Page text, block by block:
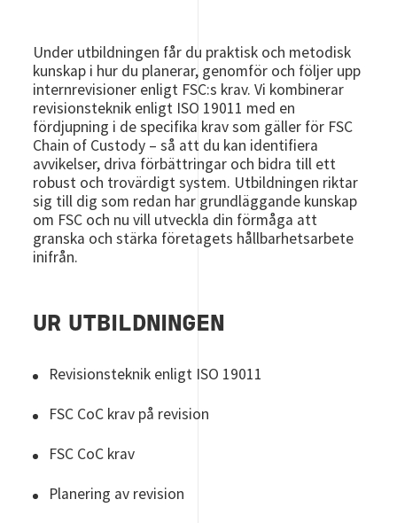
Under utbildningen får du praktisk och metodisk
kunskap i hur du planerar, genomför och följer upp
internrevisioner enligt FSC:s krav. Vi kombinerar
revisionsteknik enligt ISO 19011 med en
fördjupning i de specifika krav som gäller för FSC
Chain of Custody – så att du kan identifiera
avvikelser, driva förbättringar och bidra till ett
robust och trovärdigt system. Utbildningen riktar
sig till dig som redan har grundläggande kunskap
om FSC och nu vill utveckla din förmåga att
granska och stärka företagets hållbarhetsarbete
inifrån.
UR UTBILDNINGEN
Revisionsteknik enligt ISO 19011
FSC CoC krav på revision
FSC CoC krav
Planering av revision